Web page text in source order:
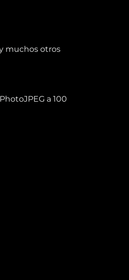
muchos otros
a 100